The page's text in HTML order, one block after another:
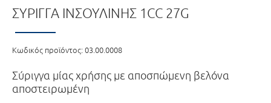
ΣΎΡΙΓΓΑ ΙΝΣΟΥΛΊΝΗΣ 1CC 27G
Κωδικός προϊόντος: 03.00.0008
Σύριγγα μίας χρήσης με αποσπώμενη βελόνα
αποστειρωμένη